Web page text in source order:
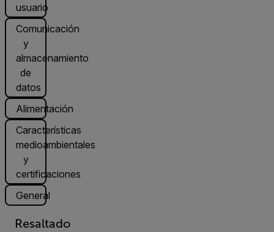
usuario
Comunicación
y
almacenamiento
de
datos
Alimentación
Características
medioambientales
y
certificaciones
General
Resaltado